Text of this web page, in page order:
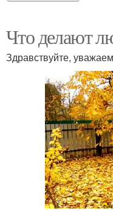
Что делают
Здравствуйте,